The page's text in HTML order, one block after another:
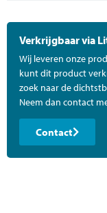
Verkrijgbaar via
Wij leveren onze
kunt dit product
zoek naar de
Neem dan contact
Contact